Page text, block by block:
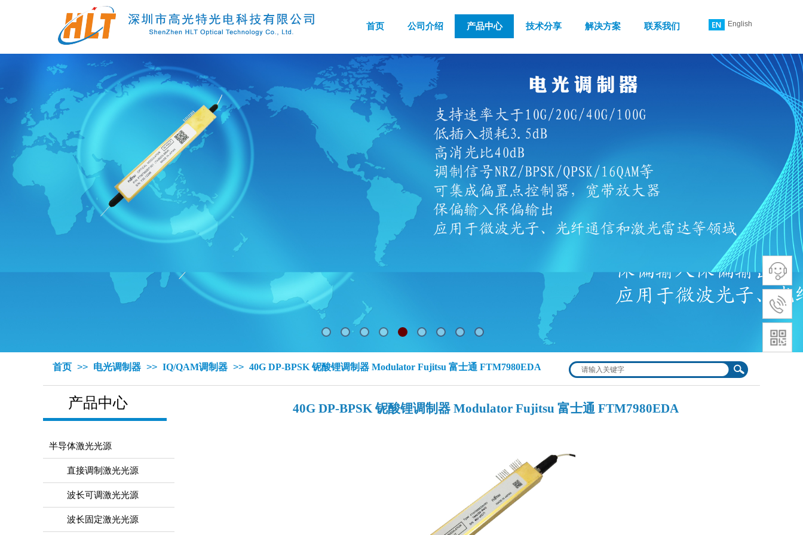
首页 公司介绍 产品中心 技术分享 解决方案 联系我们 English
首页 >> 电光调制器 >> IQ/QAM调制器 >> 40G DP-BPSK 铌酸锂调制器 Modulator Fujitsu 富士通 FTM7980EDA
产品中心 40G DP-BPSK 铌酸锂调制器 Modulator Fujitsu 富士通 FTM7980EDA
半导体激光光源
直接调制激光光源
波长可调激光光源
波长固定激光光源